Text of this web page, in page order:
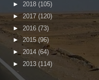
► 2018 (105)
► 2017 (120)
► 2016 (73)
► 2015 (96)
► 2014 (64)
► 2013 (114)